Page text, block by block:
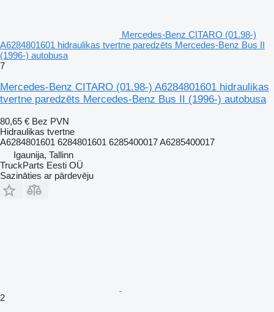
Mercedes-Benz CITARO (01.98-)
A6284801601 hidraulikas tvertne paredzēts Mercedes-Benz Bus II
(1996-) autobusa
7
Mercedes-Benz CITARO (01.98-) A6284801601 hidraulikas
tvertne paredzēts Mercedes-Benz Bus II (1996-) autobusa
80,65 € Bez PVN
Hidraulikas tvertne
A6284801601 6284801601 6285400017 A6285400017
Igaunija, Tallinn
TruckParts Eesti OÜ
Sazināties ar pārdevēju
2